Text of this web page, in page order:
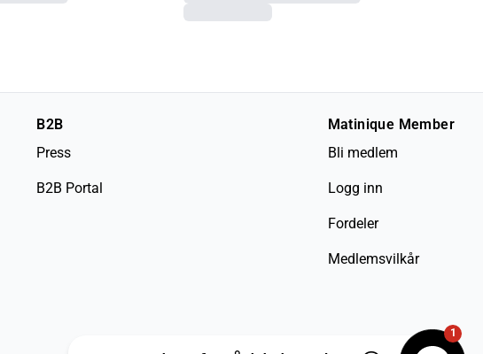
B2B
Press
B2B Portal
Matinique Member
Bli medlem
Logg inn
Fordeler
Medlemsvilkår
1